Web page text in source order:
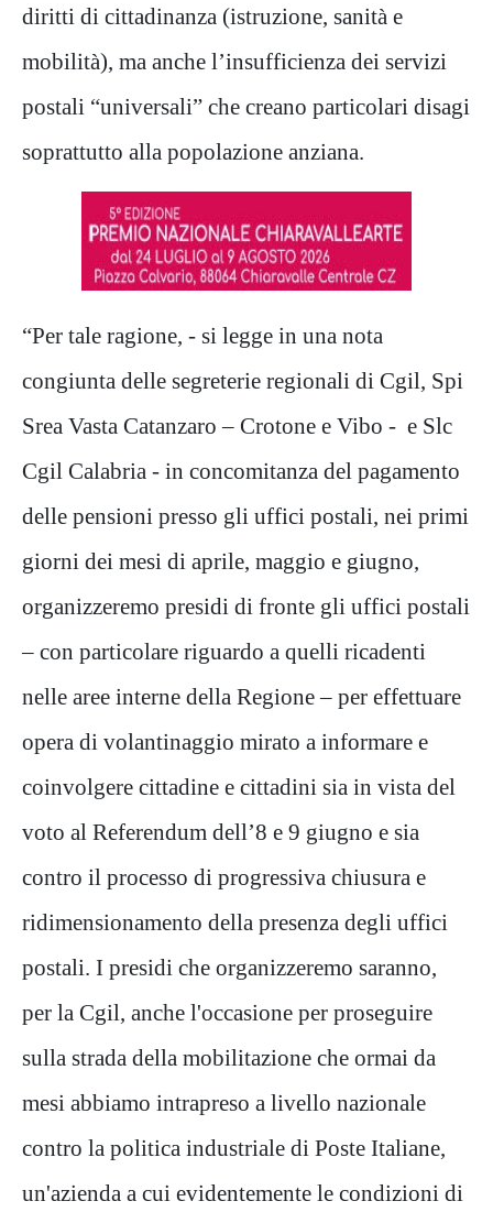
diritti di cittadinanza (istruzione, sanità e
mobilità), ma anche l’insufficienza dei servizi
postali “universali” che creano particolari disagi
soprattutto alla popolazione anziana.
“Per tale ragione, - si legge in una nota
congiunta delle segreterie regionali di Cgil, Spi
Srea Vasta Catanzaro – Crotone e Vibo - e Slc
Cgil Calabria - in concomitanza del pagamento
delle pensioni presso gli uffici postali, nei primi
giorni dei mesi di aprile, maggio e giugno,
organizzeremo presidi di fronte gli uffici postali
– con particolare riguardo a quelli ricadenti
nelle aree interne della Regione – per effettuare
opera di volantinaggio mirato a informare e
coinvolgere cittadine e cittadini sia in vista del
voto al Referendum dell’8 e 9 giugno e sia
contro il processo di progressiva chiusura e
ridimensionamento della presenza degli uffici
postali. I presidi che organizzeremo saranno,
per la Cgil, anche l'occasione per proseguire
sulla strada della mobilitazione che ormai da
mesi abbiamo intrapreso a livello nazionale
contro la politica industriale di Poste Italiane,
un'azienda a cui evidentemente le condizioni di